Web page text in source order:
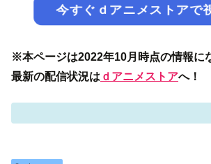
今すぐｄアニメストアで
※本ページは2022年10月時点の情報に
最新の配信状況は ｄアニメストアへ！